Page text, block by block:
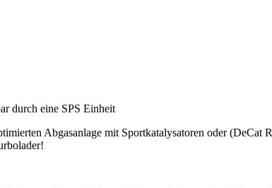
durch eine SPS Einheit
Abgasanlage mit Sportkatalysatoren oder